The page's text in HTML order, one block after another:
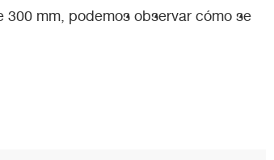
mm, podemos observar cómo se